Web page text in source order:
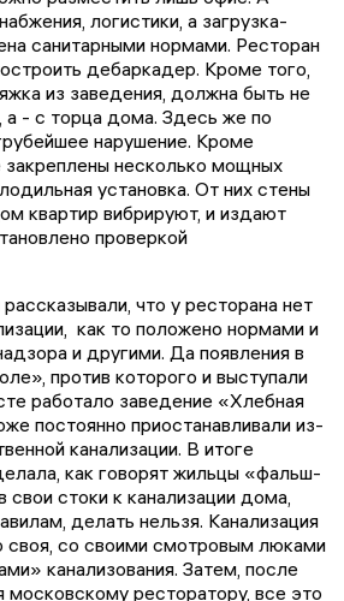
логистики, а загрузка-
санитарными нормами. Ресторан
дебаркадер. Кроме того,
из заведения, должна быть не
а - с торца дома. Здесь же по
нарушение. Кроме
несколько мощных
установка. От них стены
квартир вибрируют, и издают
проверкой
что у ресторана нет
как то положено нормами и
и другими. Да появления в
против которого и выступали
работало заведение «Хлебная
постоянно приостанавливали из-
канализации. В итоге
как говорят жильцы «фальш-
свои стоки к канализации дома,
делать нельзя. Канализация
своя, со своими смотровым люками
канализования. Затем, после
ресторатору, все это